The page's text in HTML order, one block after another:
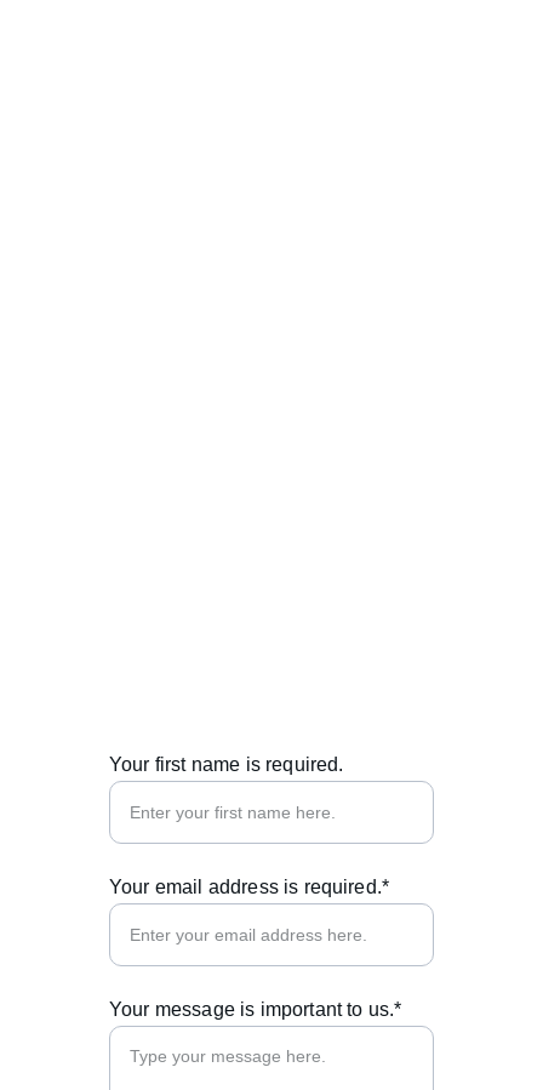
Your first name is required.
Your email address is required.*
Your message is important to us.*